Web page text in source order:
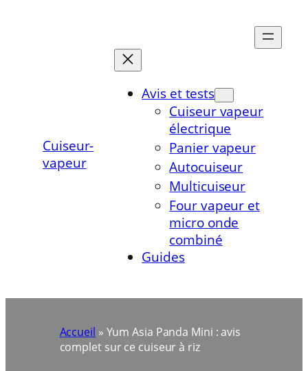
Cuiseur-
vapeur
Avis et tests
Cuiseur vapeur
électrique
Panier vapeur
Autocuiseur
Multicuiseur
Four vapeur et
micro onde
combiné
Guides
Accueil » Yum Asia Panda Mini : avis
complet sur ce cuiseur à riz